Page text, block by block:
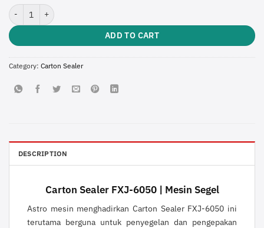
Carton Sealer FXJ-6050 quantity
ADD TO CART
Category: Carton Sealer
DESCRIPTION
Carton Sealer FXJ-6050 | Mesin Segel
Astro mesin menghadirkan Carton Sealer FXJ-6050 ini
terutama berguna untuk penyegelan dan pengepakan